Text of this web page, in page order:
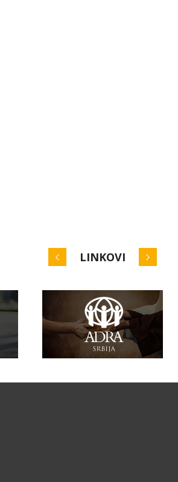
LINKOVI